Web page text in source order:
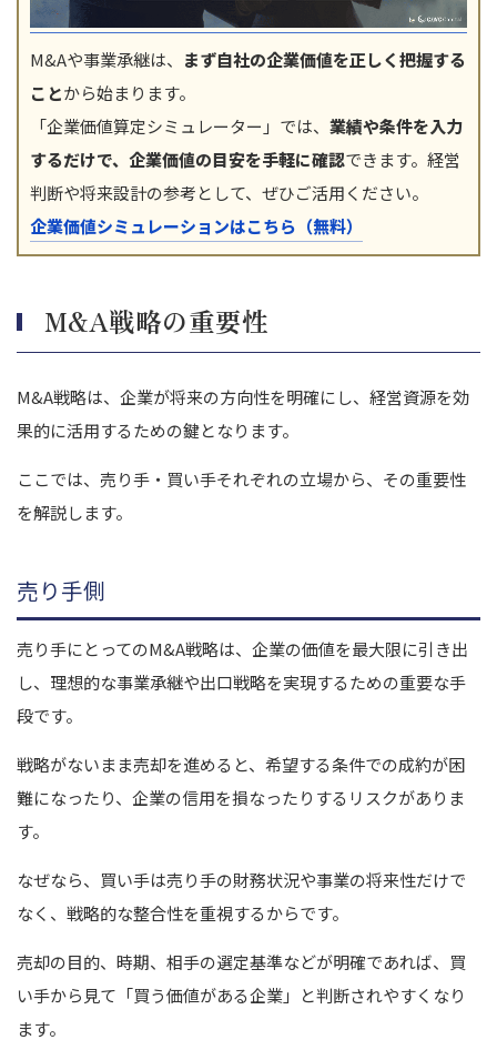
M&Aや事業承継は、 まず自社の企業価値を正しく把握する
ことから始まります。
「企業価値算定シミュレーター」では、 業績や条件を入力
するだけで、企業価値の目安を手軽に確認できます。経営
判断や将来設計の参考として、ぜひご活用ください。
企業価値シミュレーションはこちら（無料）
M&A戦略の重要性
M&A戦略は、企業が将来の方向性を明確にし、経営資源を効
果的に活用するための鍵となります。
ここでは、売り手・買い手それぞれの立場から、その重要性
を解説します。
売り手側
売り手にとってのM&A戦略は、企業の価値を最大限に引き出
し、理想的な事業承継や出口戦略を実現するための重要な手
段です。
戦略がないまま売却を進めると、希望する条件での成約が困
難になったり、企業の信用を損なったりするリスクがありま
す。
なぜなら、買い手は売り手の財務状況や事業の将来性だけで
なく、戦略的な整合性を重視するからです。
売却の目的、時期、相手の選定基準などが明確であれば、買
い手から見て「買う価値がある企業」と判断されやすくなり
ます。